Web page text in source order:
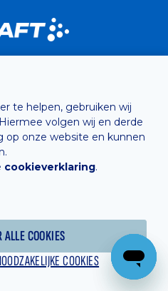
te helpen, gebruiken wij
volgen wij en derde
op onze website en kunnen
cookieverklaring.
ALLE COOKIES
COOKIES